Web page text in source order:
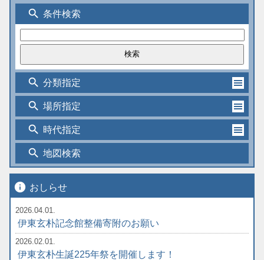
search 条件検索
search 分類指定
search 場所指定
search 時代指定
search 地図検索
info おしらせ
2026.04.01.
伊東玄朴記念館整備寄附のお願い
2026.02.01.
伊東玄朴生誕225年祭を開催します！